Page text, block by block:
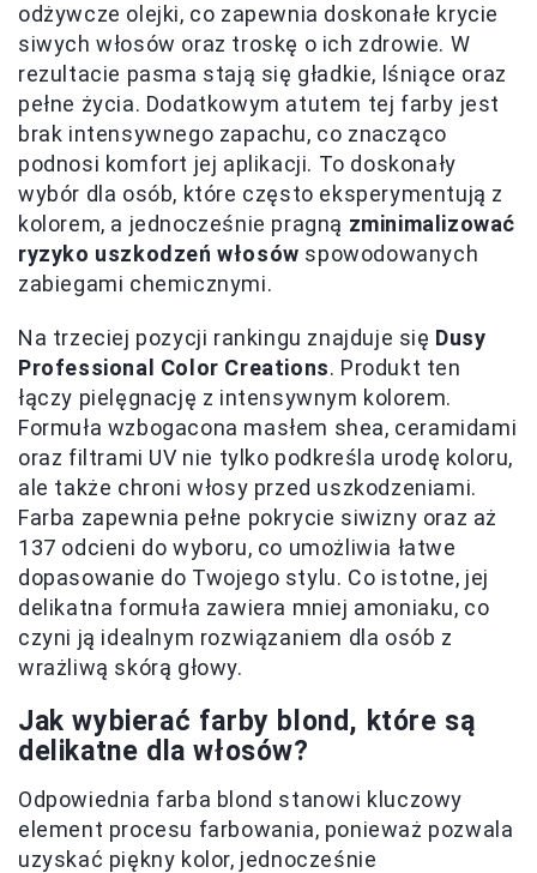
odżywcze olejki, co zapewnia doskonałe krycie
siwych włosów oraz troskę o ich zdrowie. W
rezultacie pasma stają się gładkie, lśniące oraz
pełne życia. Dodatkowym atutem tej farby jest
brak intensywnego zapachu, co znacząco
podnosi komfort jej aplikacji. To doskonały
wybór dla osób, które często eksperymentują z
kolorem, a jednocześnie pragną zminimalizować
ryzyko uszkodzeń włosów spowodowanych
zabiegami chemicznymi.
Na trzeciej pozycji rankingu znajduje się Dusy
Professional Color Creations. Produkt ten
łączy pielęgnację z intensywnym kolorem.
Formuła wzbogacona masłem shea, ceramidami
oraz filtrami UV nie tylko podkreśla urodę koloru,
ale także chroni włosy przed uszkodzeniami.
Farba zapewnia pełne pokrycie siwizny oraz aż
137 odcieni do wyboru, co umożliwia łatwe
dopasowanie do Twojego stylu. Co istotne, jej
delikatna formuła zawiera mniej amoniaku, co
czyni ją idealnym rozwiązaniem dla osób z
wrażliwą skórą głowy.
Jak wybierać farby blond, które są
delikatne dla włosów?
Odpowiednia farba blond stanowi kluczowy
element procesu farbowania, ponieważ pozwala
uzyskać piękny kolor, jednocześnie